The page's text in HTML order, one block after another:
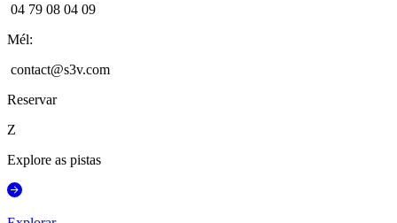
04 79 08 04 09
Mél:
contact@s3v.com
Reservar
Z
Explore as pistas